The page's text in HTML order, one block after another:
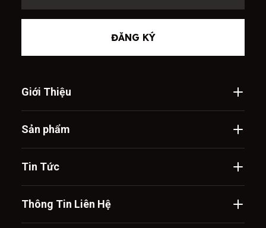
ĐĂNG KÝ
Giới Thiệu
Sản phẩm
Tin Tức
Thông Tin Liên Hệ